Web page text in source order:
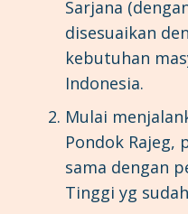
Sarjana
disesuaikan
kebutuhan
Indonesia.
Mulai
Pondok Rajeg,
sama dengan
Tinggi yg